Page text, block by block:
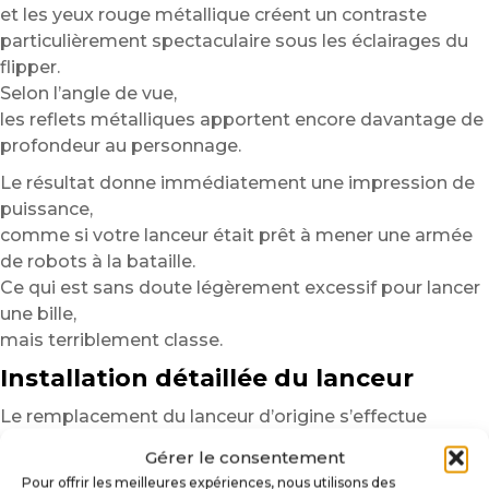
Gérer le consentement
Pour offrir les meilleures expériences, nous utilisons des
et les yeux rouge métallique créent un contraste
particulièrement spectaculaire sous les éclairages du
flipper.
Selon l’angle de vue,
les reflets métalliques apportent encore davantage de
profondeur au personnage.
Le résultat donne immédiatement une impression de
puissance,
comme si votre lanceur était prêt à mener une armée
de robots à la bataille.
Ce qui est sans doute légèrement excessif pour lancer
une bille,
mais terriblement classe.
Installation détaillée du lanceur
Le remplacement du lanceur d’origine s’effectue
et ne nécessite généralement que quelques minutes.